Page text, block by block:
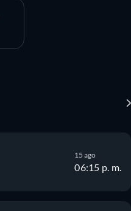
15 ago
06:15 p. m.